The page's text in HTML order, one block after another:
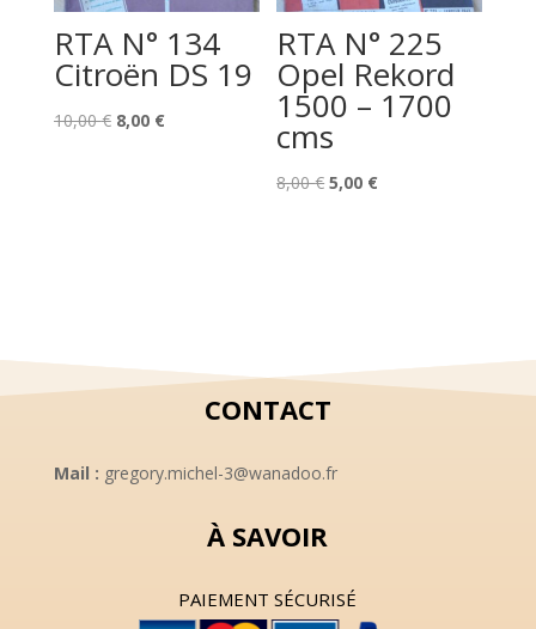
RTA N° 134
Citroën DS 19
10,00€ Le
8,00 €Le
RTA N° 225
Opel Rekord
1500 – 1700
cms
8,00€ Le
5,00 €Le
CONTACT
Mail : gregory.michel-3@wanadoo.fr
À SAVOIR
PAIEMENT SÉCURISÉ